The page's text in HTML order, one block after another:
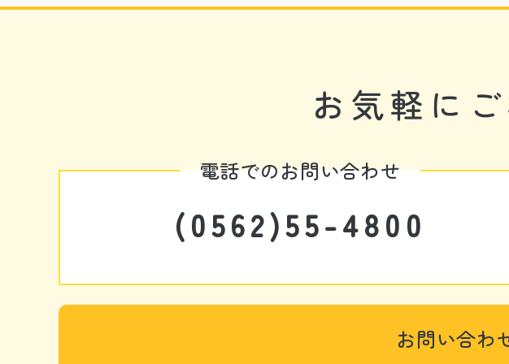
お気軽に
電話でのお問い合わせ
(0562)55-4800
お問い合わ